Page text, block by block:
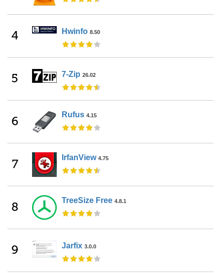
4 Hwinfo 8.50
5 7-Zip 26.02
6 Rufus 4.15
7 IrfanView 4.75
8 TreeSize Free 4.8.1
9 Jarfix 3.0.0